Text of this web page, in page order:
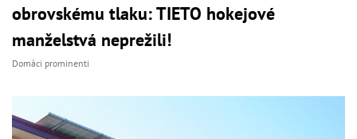
obrovskému tlaku: TIETO hokejové
manželstvá neprežili!
Domáci prominenti